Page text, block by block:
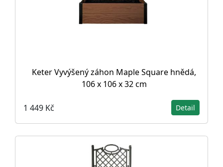
Keter Vyvýšený záhon Maple Square hnědá,
106 x 106 x 32 cm
1 449 Kč Detail